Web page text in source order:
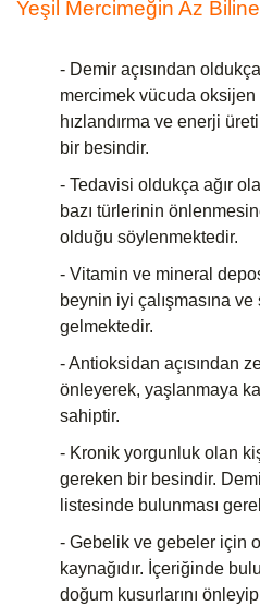
Yeşil Mercimeğin Az
- Demir açısından
mercimek vücuda oksijen
hızlandırma ve enerji
bir besindir.
- Tedavisi oldukça ağır
bazı türlerinin
olduğu söylenmektedir.
- Vitamin ve mineral
beynin iyi çalışmasına
gelmektedir.
- Antioksidan açısından
önleyerek, yaşlanmaya
sahiptir.
- Kronik yorgunluk olan
gereken bir besindir.
listesinde bulunması
- Gebelik ve gebeler için
kaynağıdır. İçeriğinde
doğum kusurlarını